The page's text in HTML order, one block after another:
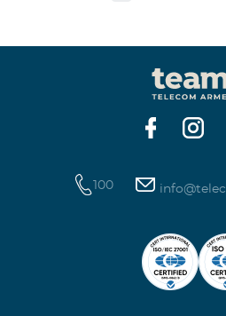
բաժանորդագրություն
ծառայությունների փաթեթներին։
փաթեթի մանրամասներին
ծանոթանալ այստեղ։
100